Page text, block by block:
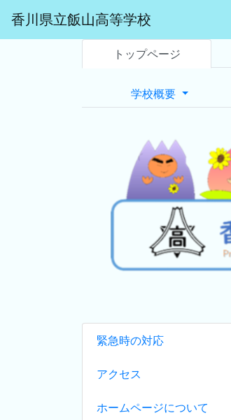
香川県立飯山高等学校
トップページ
学校概要
緊急時の対応
アクセス
ホームページについて